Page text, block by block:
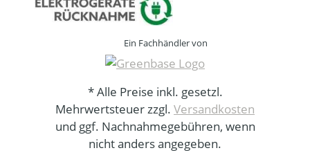
Ein Fachhändler von
* Alle Preise inkl. gesetzl.
Mehrwertsteuer zzgl. Versandkosten
und ggf. Nachnahmegebühren, wenn
nicht anders angegeben.